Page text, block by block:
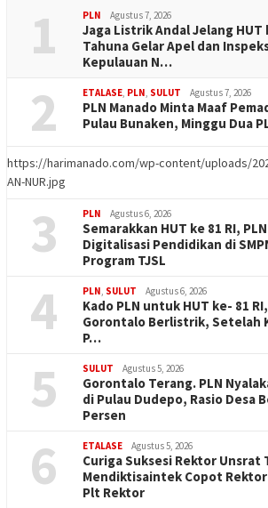
1 PLN Agustus 7, 2026
Jaga Listrik Andal Jelang HUT
Tahuna Gelar Apel dan
Kepulauan N…
2 ETALASE, PLN, SULUT Agustus 7, 2026
PLN Manado Minta Maaf
Pulau Bunaken, Minggu Dua
https://harimanado.com/wp-content/uploads/
AN-NUR.jpg
3 PLN Agustus 6, 2026
Semarakkan HUT ke 81 RI,
Digitalisasi Pendidikan di
Program TJSL
4 PLN, SULUT Agustus 6, 2026
Kado PLN untuk HUT ke- 81
Gorontalo Berlistrik, Setelah
P…
5 SULUT Agustus 5, 2026
Gorontalo Terang. PLN
di Pulau Dudepo, Rasio Desa
Persen
6 ETALASE Agustus 5, 2026
Curiga Suksesi Rektor Unsrat
Mendiktisaintek Copot
Plt Rektor